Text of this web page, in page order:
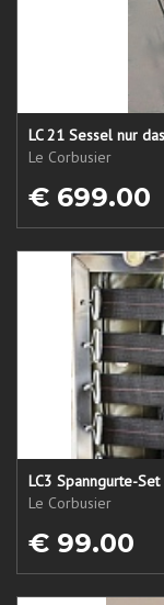
LC 21 Sessel nur
Le Corbusier
€ 699.00
LC3 Spanngurte-
Le Corbusier
€ 99.00